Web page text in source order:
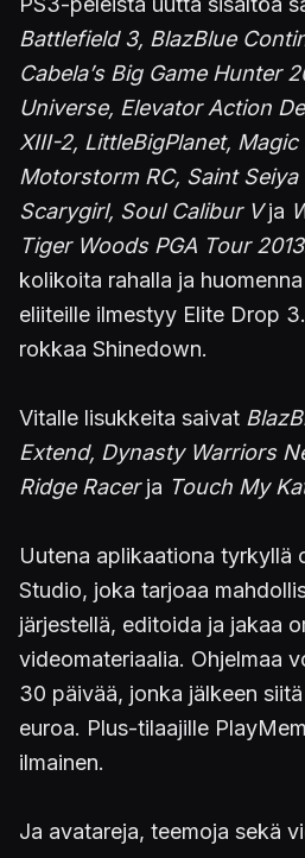
Battlefield 3, BlazBlue
Cabela’s Big Game Hunter
Universe, Elevator Action
XIII-2, LittleBigPlanet, Magic
Motorstorm RC, Saint
Scarygirl, Soul Calibur Vja
Tiger Woods PGA Tour 2013
kolikoita rahalla ja huomenna
eliiteille ilmestyy Elite Drop 3.
rokkaa Shinedown.
Vitalle lisukkeita saivat
Extend, Dynasty Warriors
Ridge Racerja Touch My
Uutena aplikaationa tyrkyllä
Studio, joka tarjoaa
järjestellä, editoida ja jakaa
videomateriaalia. Ohjelmaa
30 päivää, jonka jälkeen
euroa. Plus-tilaajille
ilmainen.
Ja avatareja, teemoja sekä